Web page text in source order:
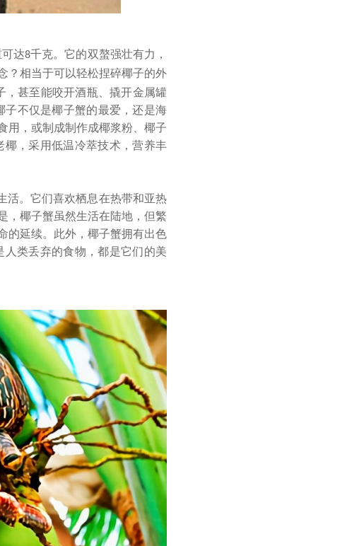
达8千克。它的双螯强壮有力，
？相当于可以轻松捏碎椰子的外
，甚至能咬开酒瓶、撬开金属罐
子不仅是椰子蟹的最爱，还是海
用，或制成制作成椰浆粉、椰子
，采用低温冷萃技术，营养丰
活。它们喜欢栖息在热带和亚热
，椰子蟹虽然生活在陆地，但繁
的延续。此外，椰子蟹拥有出色
类丢弃的食物，都是它们的美